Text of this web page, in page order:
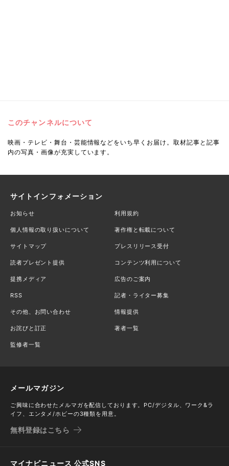
このチャンネルについて
映画・テレビ・舞台・芸能情報などをいち早くお届け。取材記事と記事
内の写真・画像が充実しています。
サイトインフォメーション
お知らせ 利用規約
個人情報の取り扱いについて 著作権と転載について
サイトマップ プレスリリース受付
読者プレゼント提供 コンテンツ利用について
提携メディア 広告のご案内
RSS 記者・ライター募集
その他、お問い合わせ 情報提供
お詫びと訂正 著者一覧
監修者一覧
メールマガジン
ご興味に合わせたメルマガを配信しております。PC/デジタル、ワーク&ラ
イフ、エンタメ/ホビーの3種類を用意。
無料登録はこちら
マイナビニュース 公式SNS